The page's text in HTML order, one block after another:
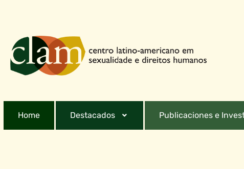
Home Destacados Publicaciones e